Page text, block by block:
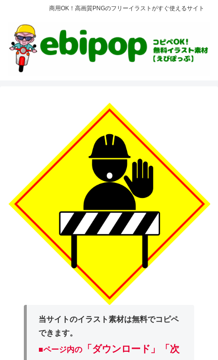
商用OK！高画質PNGのフリーイラストがすぐ使えるサイト
当サイトのイラスト素材は無料でコピペ
できます。
■ページ内の
「ダウンロード」
「次